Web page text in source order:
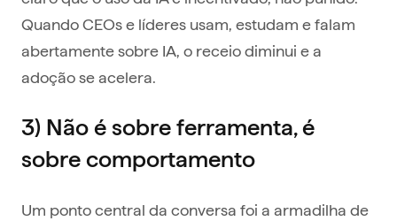
Quando CEOs e líderes usam, estudam e falam
abertamente sobre IA, o receio diminui e a
adoção se acelera.
3) Não é sobre ferramenta, é
sobre comportamento
Um ponto central da conversa foi a armadilha de